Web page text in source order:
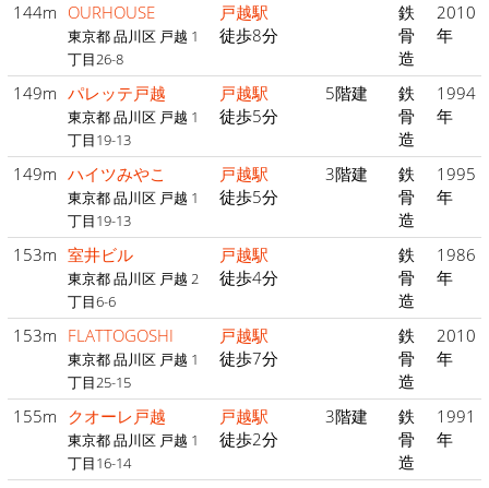
144m OURHOUSE
東京都 品川区 戸越 1
丁目26-8
戸越駅
徒歩8分
鉄
骨
造
2010
年
149m パレッテ戸越
東京都 品川区 戸越 1
丁目19-13
戸越駅
徒歩5分
5階建
鉄
骨
造
1994
年
149m ハイツみやこ
東京都 品川区 戸越 1
丁目19-13
戸越駅
徒歩5分
3階建
鉄
骨
造
1995
年
153m 室井ビル
東京都 品川区 戸越 2
丁目6-6
戸越駅
徒歩4分
鉄
骨
造
1986
年
153m FLATTOGOSHI
東京都 品川区 戸越 1
丁目25-15
戸越駅
徒歩7分
鉄
骨
造
2010
年
155m クオーレ戸越
東京都 品川区 戸越 1
丁目16-14
戸越駅
徒歩2分
3階建
鉄
骨
造
1991
年